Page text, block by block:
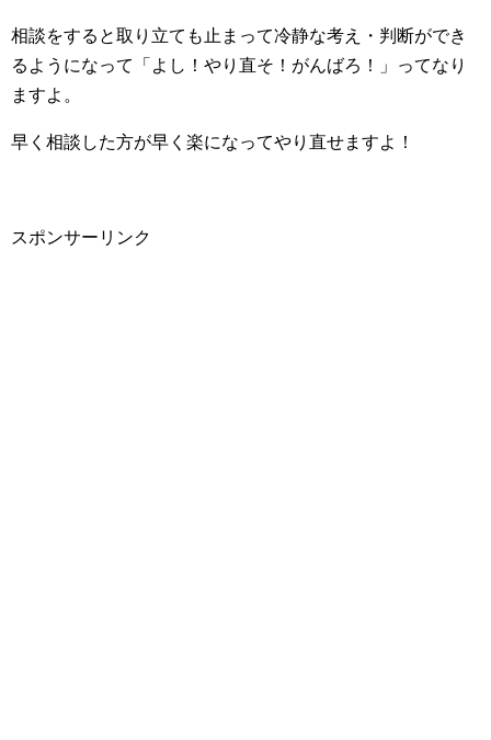
相談をすると取り立ても止まって冷静な考え・判断ができ
るようになって「よし！やり直そ！がんばろ！」ってなり
ますよ。
早く相談した方が早く楽になってやり直せますよ！
スポンサーリンク